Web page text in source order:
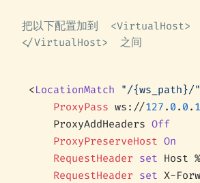
把以下配置加到
<VirtualHost>
</VirtualHost>
之间
<LocationMatch "/{ws_path}/"
	ProxyPass
ws://127 . 0 . 0 . 1
	ProxyAddHeaders
Off
	ProxyPreserveHost
On
	RequestHeader
set Host
	RequestHeader
set X-